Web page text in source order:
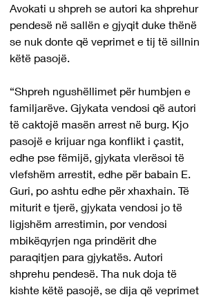
Avokati u shpreh se autori ka shprehur
pendesë në sallën e gjyqit duke thënë
se nuk donte që veprimet e tij të sillnin
këtë pasojë.
“Shpreh ngushëllimet për humbjen e
familjarëve. Gjykata vendosi që autori
të caktojë masën arrest në burg. Kjo
pasojë e krijuar nga konflikt i çastit,
edhe pse fëmijë, gjykata vlerësoi të
vlefshëm arrestit, edhe për babain E.
Guri, po ashtu edhe për xhaxhain. Të
miturit e tjerë, gjykata vendosi jo të
ligjshëm arrestimin, por vendosi
mbikëqyrjen nga prindërit dhe
paraqitjen para gjykatës. Autori
shprehu pendesë. Tha nuk doja të
kishte këtë pasojë, se dija që veprimet